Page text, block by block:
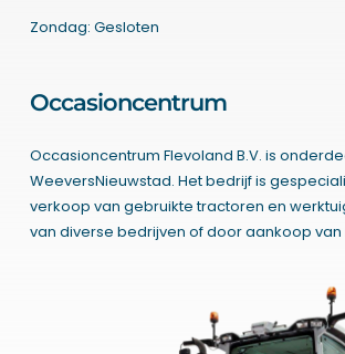
Zondag: Gesloten
Occasioncentrum
Occasioncentrum Flevoland B.V. is
WeeversNieuwstad. Het bedrijf is
verkoop van gebruikte tractoren en
van diverse bedrijven of door aankoop van